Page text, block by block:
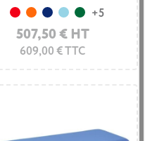
507,50 € HT
609,00 € TTC
RougeOrange
Bleu foncé
Bleu clair
Vert foncé
+5